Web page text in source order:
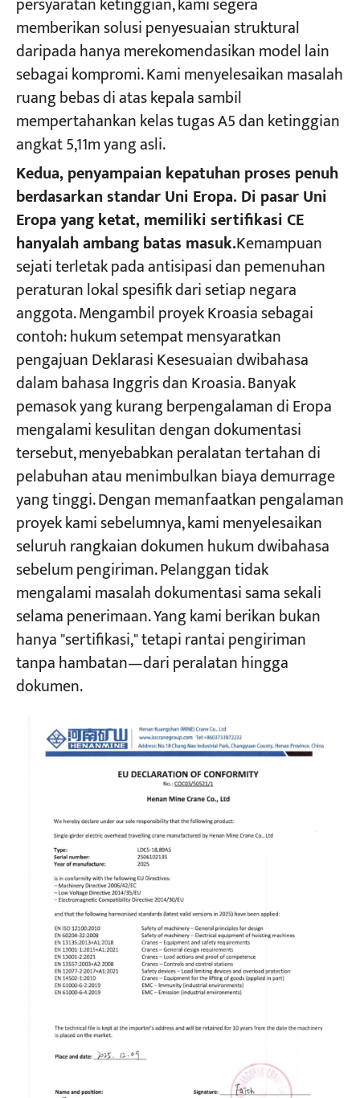
persyaratan ketinggian, kami segera
memberikan solusi penyesuaian struktural
daripada hanya merekomendasikan model lain
sebagai kompromi. Kami menyelesaikan masalah
ruang bebas di atas kepala sambil
mempertahankan kelas tugas A5 dan ketinggian
angkat 5,11m yang asli.
Kedua, penyampaian kepatuhan proses penuh
berdasarkan standar Uni Eropa. Di pasar Uni
Eropa yang ketat, memiliki sertifikasi CE
hanyalah ambang batas masuk.Kemampuan
sejati terletak pada antisipasi dan pemenuhan
peraturan lokal spesifik dari setiap negara
anggota. Mengambil proyek Kroasia sebagai
contoh: hukum setempat mensyaratkan
pengajuan Deklarasi Kesesuaian dwibahasa
dalam bahasa Inggris dan Kroasia. Banyak
pemasok yang kurang berpengalaman di Eropa
mengalami kesulitan dengan dokumentasi
tersebut, menyebabkan peralatan tertahan di
pelabuhan atau menimbulkan biaya demurrage
yang tinggi. Dengan memanfaatkan pengalaman
proyek kami sebelumnya, kami menyelesaikan
seluruh rangkaian dokumen hukum dwibahasa
sebelum pengiriman. Pelanggan tidak
mengalami masalah dokumentasi sama sekali
selama penerimaan. Yang kami berikan bukan
hanya "sertifikasi," tetapi rantai pengiriman
tanpa hambatan—dari peralatan hingga
dokumen.